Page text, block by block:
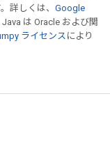
詳しくは、 Google
は Oracle および関
ライセンスにより